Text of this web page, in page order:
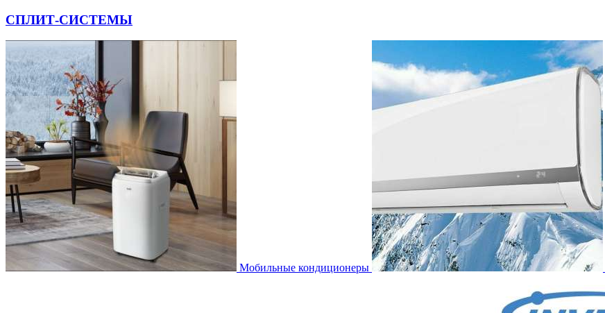
СПЛИТ-СИСТЕМЫ
Мобильные кондиционеры